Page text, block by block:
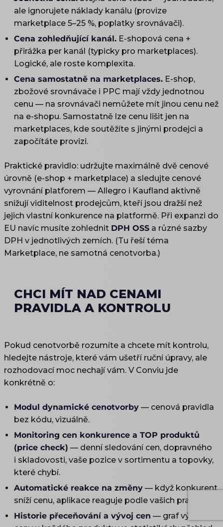
ale ignorujete náklady kanálu (provize
marketplace 5–25 %, poplatky srovnávači).
Cena zohledňující kanál. E-shopová cena +
přirážka per kanál (typicky pro marketplaces).
Logické, ale roste komplexita.
Cena samostatně na marketplaces. E-shop,
zbožové srovnávače i PPC mají vždy jednotnou
cenu — na srovnávači nemůžete mít jinou cenu než
na e-shopu. Samostatně lze cenu lišit jen na
marketplaces, kde soutěžíte s jinými prodejci a
započítáte provizi.
Praktické pravidlo: udržujte maximálně dvě cenové
úrovně (e-shop + marketplace) a sledujte cenové
vyrovnání platforem — Allegro i Kaufland aktivně
snižují viditelnost prodejcům, kteří jsou dražší než
jejich vlastní konkurence na platformě. Při expanzi do
EU navíc musíte zohlednit DPH OSS a různé sazby
DPH v jednotlivých zemích. (Tu řeší téma
Marketplace, ne samotná cenotvorba.)
CHCI MÍT NAD CENAMI
PRAVIDLA A KONTROLU
Pokud cenotvorbě rozumíte a chcete mít kontrolu,
hledejte nástroje, které vám ušetří ruční úpravy, ale
rozhodovací moc nechají vám. V Conviu jde
konkrétně o:
Modul dynamické cenotvorby — cenová pravidla
bez kódu, vizuálně.
Monitoring cen konkurence a TOP produktů
(price check) — denní sledování cen, dopravného
i skladovosti, vaše pozice v sortimentu a topovky,
které chybí.
Automatické reakce na změny — když konkurent
sníží cenu, aplikace reaguje podle vašich pravidel.
Historie přeceňování a vývoj cen — graf vývoje